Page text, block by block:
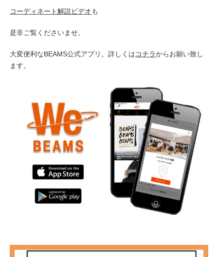
コーディネート解説ビデオも
是非ご覧くださいませ。
大変便利なBEAMS公式アプリ。詳しくはコチラからお願い致し
ます。